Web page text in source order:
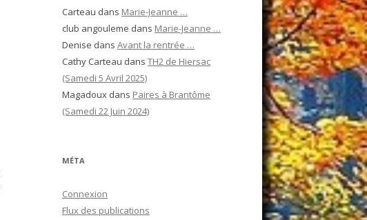
Carteau dans Marie-Jeanne …
club angouleme dans Marie-Jeanne …
Denise dans Avant la rentrée …
Cathy Carteau dans TH2 de Hiersac
(Samedi 5 Avril 2025)
Magadoux dans Paires à Brantôme
(Samedi 22 Juin 2024)
MÉTA
Connexion
Flux des publications